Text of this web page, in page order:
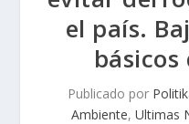
el país.
Publicado por
Ambiente, Ultimas